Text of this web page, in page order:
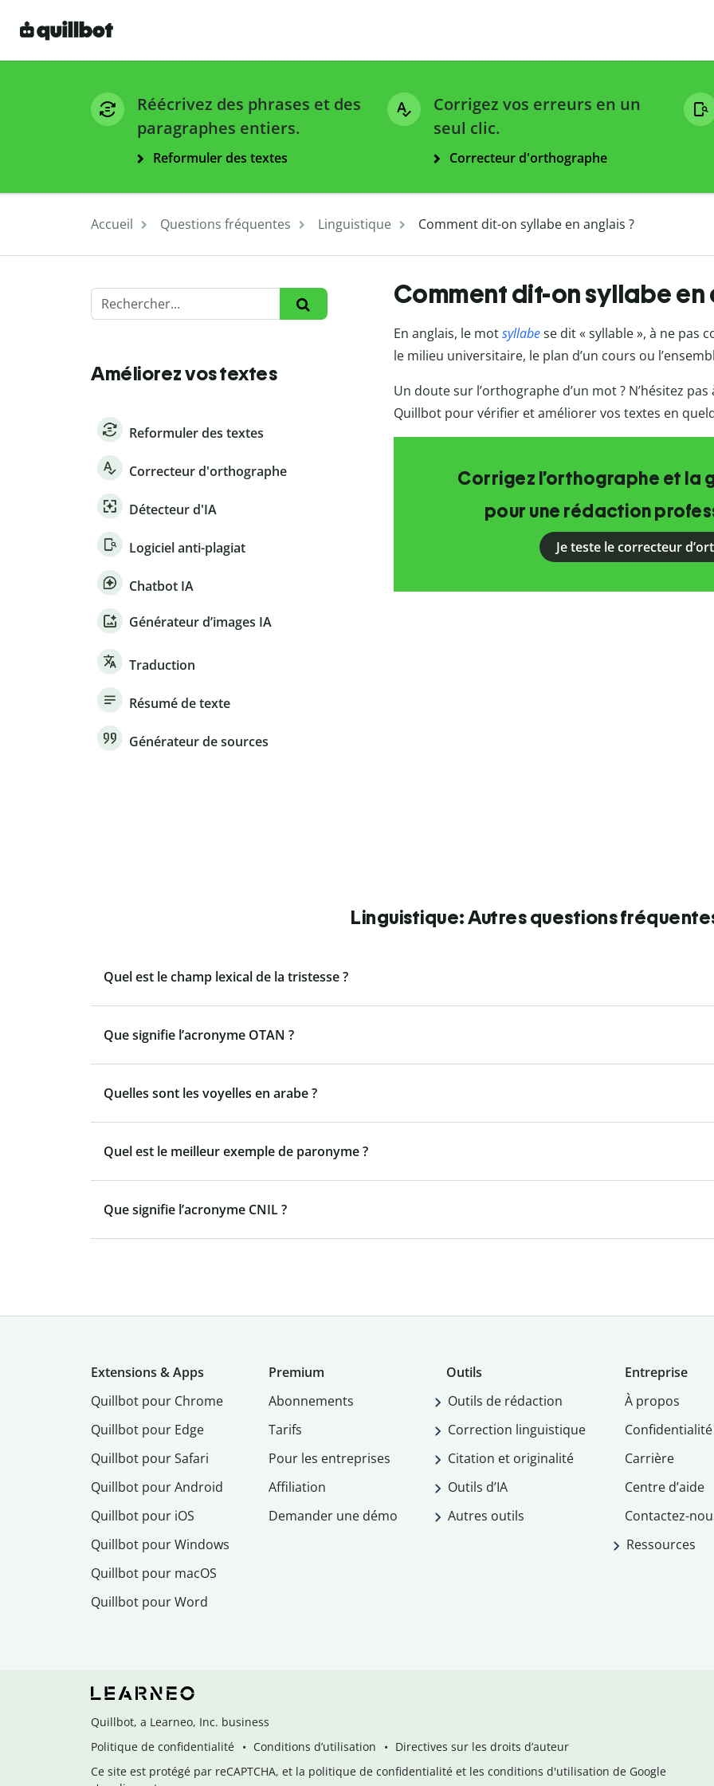
Réécrivez des phrases et des
paragraphes entiers.
Reformuler des textes
Corrigez vos erreurs en un
seul clic.
Correcteur d'orthographe
Accueil Questions fréquentes Linguistique Comment dit-on syllabe en anglais ?
Améliorez vos textes
Reformuler des textes
Correcteur d'orthographe
Détecteur d'IA
Logiciel anti-plagiat
Chatbot IA
Générateur d’images IA
Traduction
Résumé de texte
Générateur de sources
Comment dit-on syllabe en
En anglais, le motsyllabese dit « syllable », à ne pas
le milieu universitaire, le plan d’un cours ou
Un doute sur l’orthographe d’un mot ? N’hésitez
Quillbot pour vérifier et améliorer vos textes en
Corrigez l’orthographe et la
pour une rédaction
Je teste le correcteur
Linguistique: Autres questions
Quel est le champ lexical de la tristesse ?
Que signifie l’acronyme OTAN ?
Quelles sont les voyelles en arabe ?
Quel est le meilleur exemple de paronyme ?
Que signifie l’acronyme CNIL ?
Extensions & Apps
Quillbot pour Chrome
Quillbot pour Edge
Quillbot pour Safari
Quillbot pour Android
Quillbot pour iOS
Quillbot pour Windows
Quillbot pour macOS
Quillbot pour Word
Premium
Abonnements
Tarifs
Pour les entreprises
Affiliation
Demander une démo
Outils
Outils de rédaction
Correction linguistique
Citation et originalité
Outils d’IA
Autres outils
Entreprise
À propos
Confidentialité
Carrière
Centre d’aide
Contactez-
Ressources
Quillbot, a Learneo, Inc. business
Politique de confidentialité
Conditions d’utilisation
Directives sur les droits d’auteur
Ce site est protégé par reCAPTCHA, et la politique de confidentialité et les conditions d'utilisation de Google